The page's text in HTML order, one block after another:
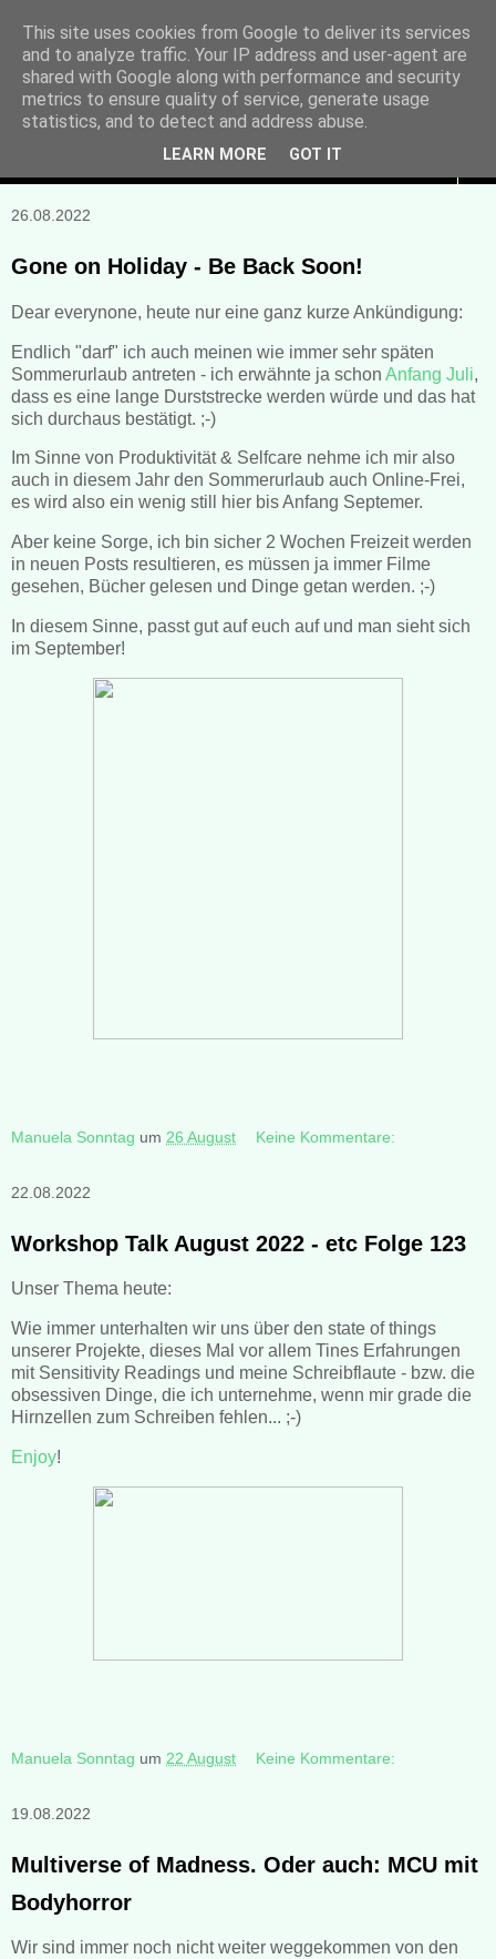
Manuela Sonntag
Bücher, Blogs & mehr
26.08.2022
Gone on Holiday - Be Back Soon!
Dear everynone, heute nur eine ganz kurze Ankündigung:
Endlich "darf" ich auch meinen wie immer sehr späten
Sommerurlaub antreten - ich erwähnte ja schon Anfang Juli,
dass es eine lange Durststrecke werden würde und das hat
sich durchaus bestätigt. ;-)
Im Sinne von Produktivität & Selfcare nehme ich mir also
auch in diesem Jahr den Sommerurlaub auch Online-Frei,
es wird also ein wenig still hier bis Anfang Septemer.
Aber keine Sorge, ich bin sicher 2 Wochen Freizeit werden
in neuen Posts resultieren, es müssen ja immer Filme
gesehen, Bücher gelesen und Dinge getan werden. ;-)
In diesem Sinne, passt gut auf euch auf und man sieht sich
im September!
Manuela Sonntag um 26 August Keine Kommentare:
22.08.2022
Workshop Talk August 2022 - etc Folge 123
Unser Thema heute:
Wie immer unterhalten wir uns über den state of things
unserer Projekte, dieses Mal vor allem Tines Erfahrungen
mit Sensitivity Readings und meine Schreibflaute - bzw. die
obsessiven Dinge, die ich unternehme, wenn mir grade die
Hirnzellen zum Schreiben fehlen... ;-)
Enjoy!
Manuela Sonntag um 22 August Keine Kommentare:
19.08.2022
Multiverse of Madness. Oder auch: MCU mit
Bodyhorror
Wir sind immer noch nicht weiter weggekommen von den
This site uses cookies from Google to deliver its services
and to analyze traffic. Your IP address and user-agent are
shared with Google along with performance and security
metrics to ensure quality of service, generate usage
statistics, and to detect and address abuse.
LEARN MORE GOT IT